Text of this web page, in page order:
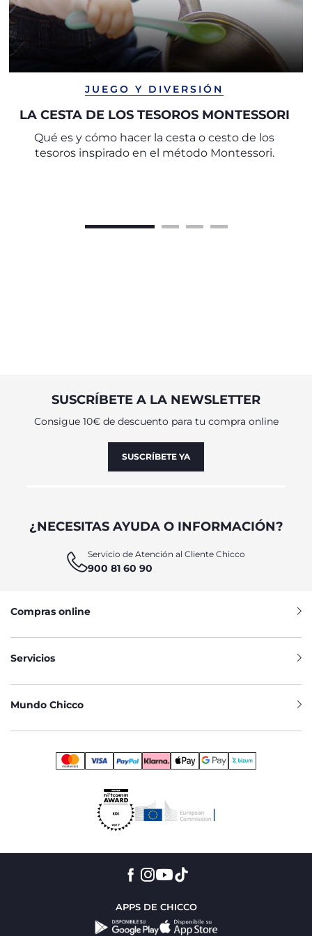
JUEGO Y DIVERSIÓN
LA CESTA DE LOS TESOROS MONTESSORI
Qué es y cómo hacer la cesta o cesto de los
tesoros inspirado en el método Montessori.
SUSCRÍBETE A LA NEWSLETTER
Consigue 10€ de descuento para tu compra online
SUSCRÍBETE YA
¿NECESITAS AYUDA O INFORMACIÓN?
Servicio de Atención al Cliente Chicco
900 81 60 90
Compras online
Servicios
Mundo Chicco
APPS DE CHICCO